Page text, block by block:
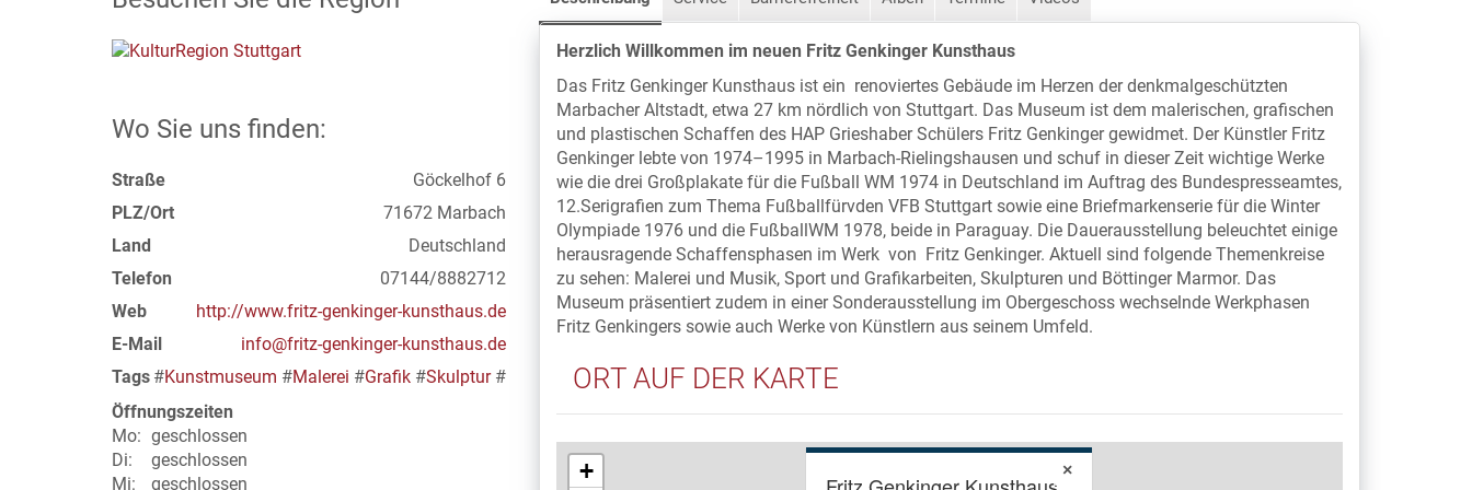
Wo Sie uns finden:
Straße
Göckelhof 6
PLZ/Ort
71672 Marbach
Land
Deutschland
Telefon
07144/8882712
Web
http://www.fritz-genkinger-kunsthaus.de
E-Mail
info@fritz-genkinger-kunsthaus.de
Tags #Kunstmuseum #Malerei #Grafik #Skulptur#
Öffnungszeiten
Mo: geschlossen
Di:
geschlossen
Mi:
geschlossen
Herzlich Willkommen im neuen Fritz Genkinger Kunsthaus
Das Fritz Genkinger Kunsthaus ist ein renoviertes Gebäude im Herzen der denkmalgeschützten
Marbacher Altstadt, etwa 27 km nördlich von Stuttgart. Das Museum ist dem malerischen, grafischen
und plastischen Schaffen des HAP Grieshaber Schülers Fritz Genkinger gewidmet. Der Künstler Fritz
Genkinger lebte von 1974–1995 in Marbach-Rielingshausen und schuf in dieser Zeit wichtige Werke
wie die drei Großplakate für die Fußball WM 1974 in Deutschland im Auftrag des Bundespresseamtes,
12.Serigrafien zum Thema Fußballfürvden VFB Stuttgart sowie eine Briefmarkenserie für die Winter
Olympiade 1976 und die FußballWM 1978, beide in Paraguay. Die Dauerausstellung beleuchtet einige
herausragende Schaffensphasen im Werk von Fritz Genkinger. Aktuell sind folgende Themenkreise
zu sehen: Malerei und Musik, Sport und Grafikarbeiten, Skulpturen und Böttinger Marmor. Das
Museum präsentiert zudem in einer Sonderausstellung im Obergeschoss wechselnde Werkphasen
Fritz Genkingers sowie auch Werke von Künstlern aus seinem Umfeld.
ORT AUF DER KARTE
×
+